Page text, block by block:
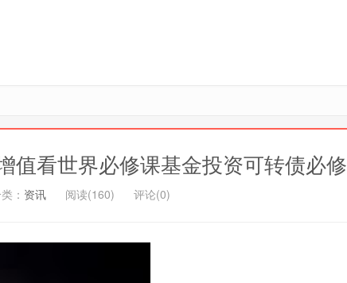
值看世界必修课基金投资可转债必修
： 资讯 阅读(160) 评论(0)